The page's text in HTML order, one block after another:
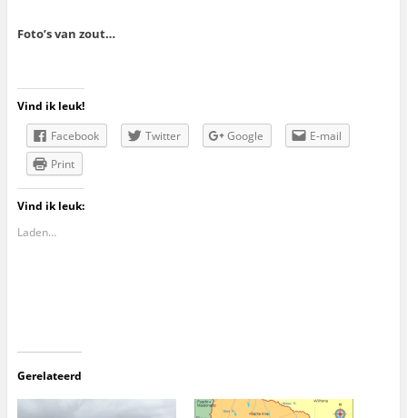
Foto’s van zout…
Vind ik leuk!
Facebook
Twitter Google
E-mail
Print
Vind ik leuk:
Laden…
Gerelateerd